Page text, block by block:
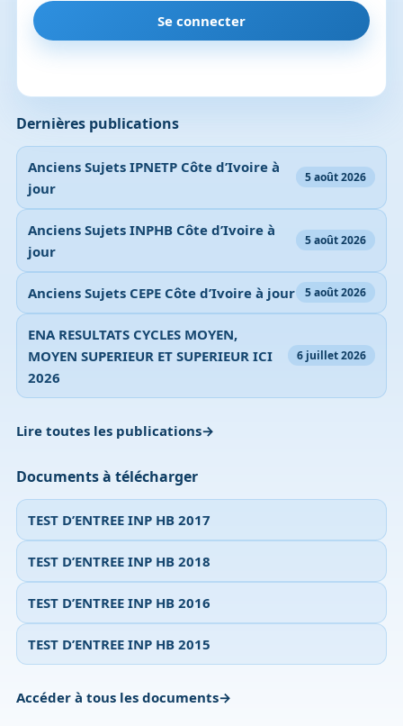
Dernières publications
Anciens Sujets IPNETP Côte d’Ivoire à
jour
5 août 2026
Anciens Sujets INPHB Côte d’Ivoire à
jour
5 août 2026
Anciens Sujets CEPE Côte d’Ivoire à jour 5 août 2026
ENA RESULTATS CYCLES MOYEN,
MOYEN SUPERIEUR ET SUPERIEUR ICI
2026
6 juillet 2026
Lire toutes les publications
Documents à télécharger
TEST D’ENTREE INP HB 2017
TEST D’ENTREE INP HB 2018
TEST D’ENTREE INP HB 2016
TEST D’ENTREE INP HB 2015
Accéder à tous les documents
Se connecter